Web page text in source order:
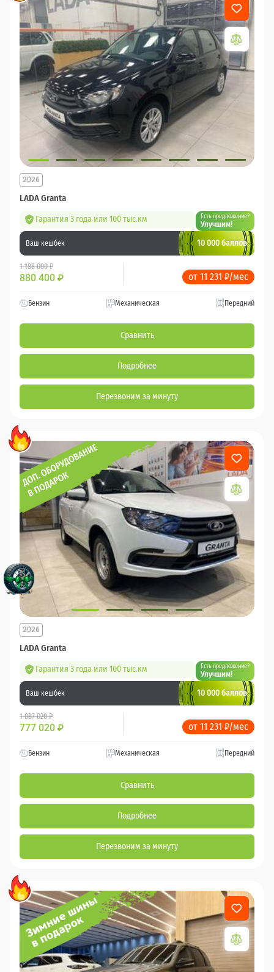
LADA Granta
2026
Гарантия 3 года или 100 тыс.км Есть предложение?
Улучшим!
Ваш кешбек 10 000 баллов
1 188 000 ₽
880 400 ₽ от 11 231 ₽/мес
Бензин Механическая Передний
Сравнить
Подробнее
Перезвоним за минуту
LADA Granta
2026
Гарантия 3 года или 100 тыс.км Есть предложение?
Улучшим!
Ваш кешбек 10 000 баллов
1 087 020 ₽
777 020 ₽ от 11 231 ₽/мес
Бензин Механическая Передний
Сравнить
Подробнее
Перезвоним за минуту